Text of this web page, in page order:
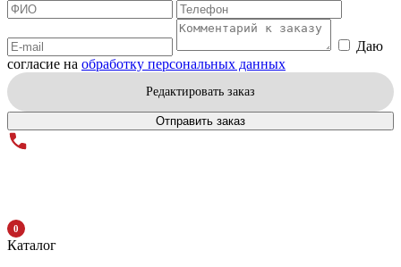
Даю
согласие на обработку персональных данных
Редактировать заказ
Отправить заказ
0
Каталог